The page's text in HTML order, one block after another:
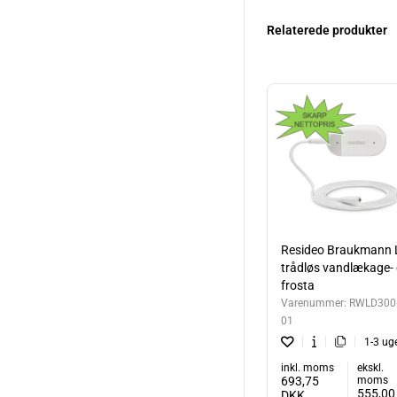
Relaterede produkter
Resideo Braukmann
trådløs vandlækage-
frosta
Varenummer:
01
1-3
inkl. moms
693,75
ekskl.
moms
555,00